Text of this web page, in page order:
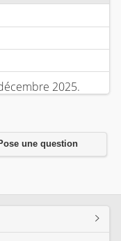
2025.
une question